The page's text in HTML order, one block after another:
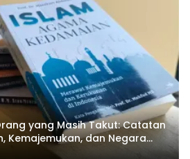
yang Masih Takut: Catatan
Kemajemukan, dan Negara
Abdillah